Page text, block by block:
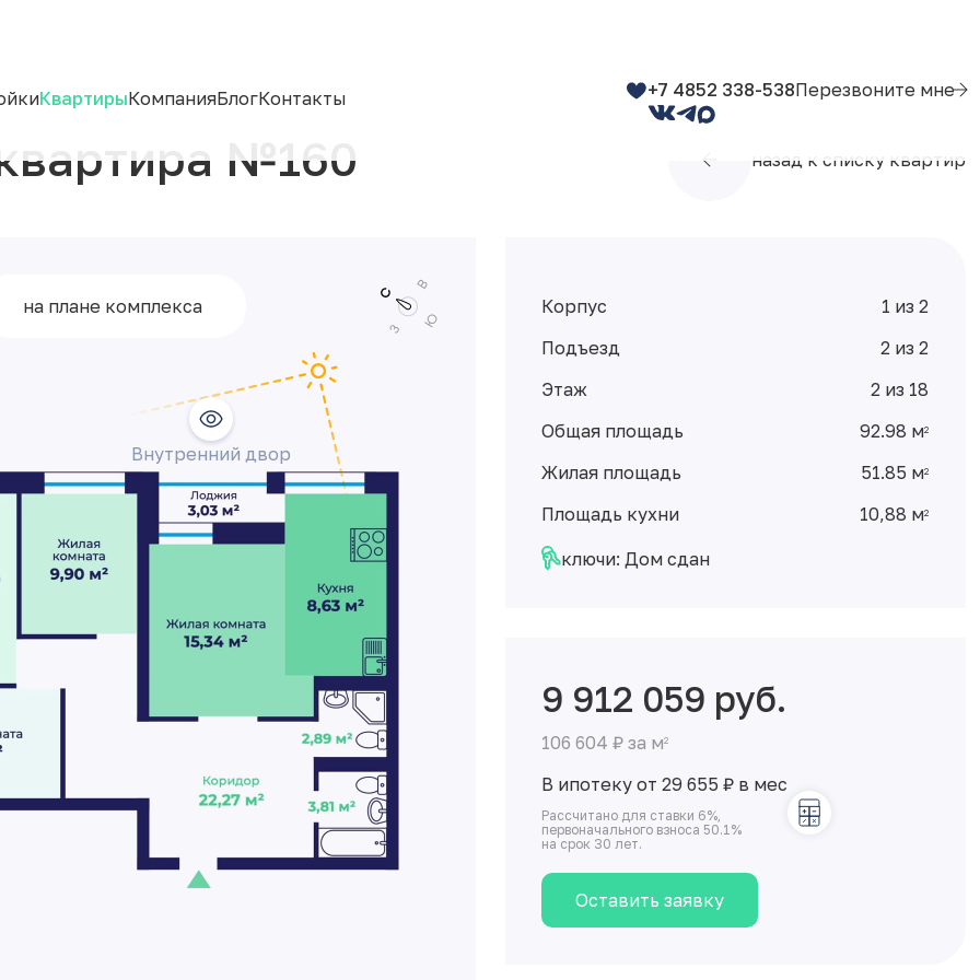
№160 назад к списку квартир
на плане комплекса
Внутренний двор
Корпус
1 из 2
Подъезд
2 из 2
Этаж
2 из 18
Общая площадь
92.98 м2
Жилая площадь 51.85 м2
Площадь кухни 10,88 м2
ключи: Дом сдан
9 912 059 руб.
106 604 ₽ за м2
В ипотеку от 29 655₽ в мес
Рассчитано для ставки 6%,
первоначального взноса 50.1%
на срок 30 лет.
Оставить заявку